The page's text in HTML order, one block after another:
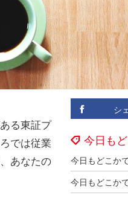
シ
今日も
る東証プ
では従業
あなたの